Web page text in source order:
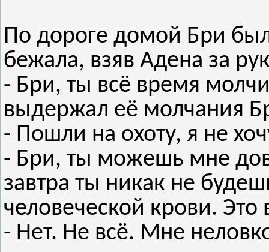
По дороге домой Бри
бежала, взяв Адена за
- Бри, ты всё время
выдержал её молчания
- Пошли на охоту, я не
- Бри, ты можешь мне
завтра ты никак не
человеческой крови. Это
- Нет. Не всё. Мне